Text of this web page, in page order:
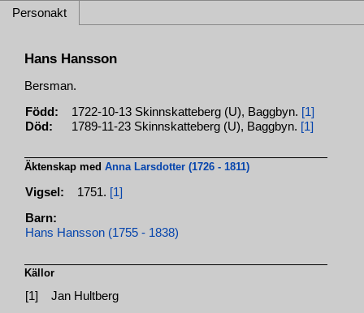
Personakt
Hans Hansson
Bersman.
Född:
1722-10-13 Skinnskatteberg (U), Baggbyn. [1]
Död:
1789-11-23 Skinnskatteberg (U), Baggbyn. [1]
Äktenskap medAnna Larsdotter (1726 - 1811)
Vigsel: 1751. [1]
Barn:
Hans Hansson (1755 - 1838)
Källor
[1] Jan Hultberg